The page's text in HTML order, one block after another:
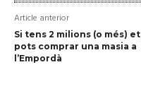
Article anterior
Si tens 2 milions (o més) et
pots comprar una masia a
l’Empordà